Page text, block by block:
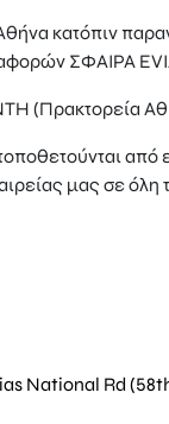
κατόπιν
ΣΦΑΙΡΑ
(Πρακτορεία
από
μας σε όλη
National Rd